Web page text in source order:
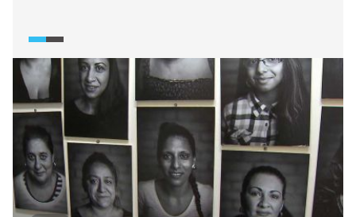
z určité části i systémový, protože záchranná sociální
síť příliš efektivně nefunguje, a velký díl práce tak leží
na neziskových organizacích, které de facto suplují roli
státu. Nejdůležitější však je, aby změnu života chtěli
sami bývalí vězni.